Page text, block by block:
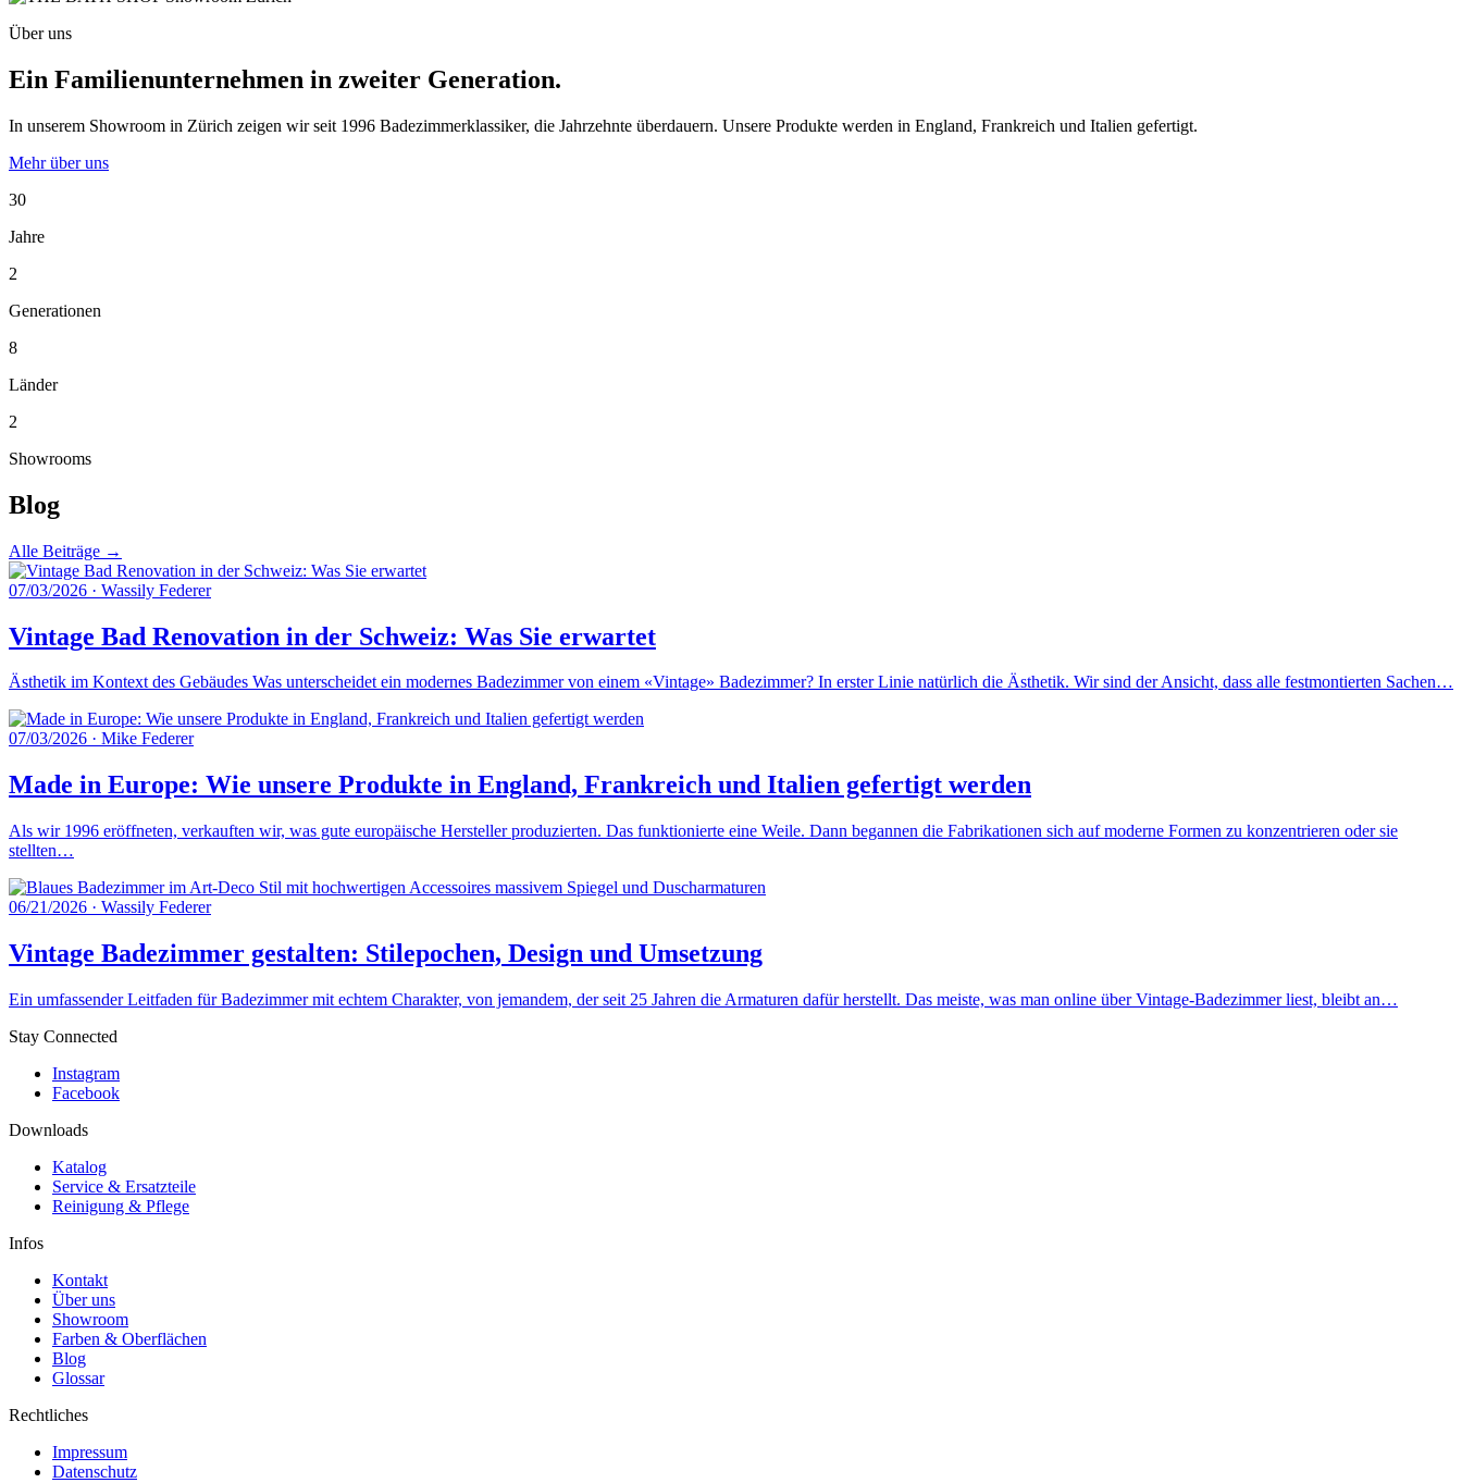
Über uns
Ein Familienunternehmen in zweiter Generation.
In unserem Showroom in Zürich zeigen wir seit 1996 Badezimmerklassiker, die Jahrzehnte überdauern. Unsere Produkte werden in England, Frankreich und Italien gefertigt.
Mehr über uns
30
Jahre
2
Generationen
8
Länder
2
Showrooms
Blog
Alle Beiträge →
07/03/2026 · Wassily Federer
Vintage Bad Renovation in der Schweiz: Was Sie erwartet
Ästhetik im Kontext des Gebäudes Was unterscheidet ein modernes Badezimmer von einem «Vintage» Badezimmer? In erster Linie natürlich die Ästhetik. Wir sind der Ansicht, dass alle festmontierten Sachen…
07/03/2026 · Mike Federer
Made in Europe: Wie unsere Produkte in England, Frankreich und Italien gefertigt werden
Als wir 1996 eröffneten, verkauften wir, was gute europäische Hersteller produzierten. Das funktionierte eine Weile. Dann begannen die Fabrikationen sich auf moderne Formen zu konzentrieren oder sie
stellten…
06/21/2026 · Wassily Federer
Vintage Badezimmer gestalten: Stilepochen, Design und Umsetzung
Ein umfassender Leitfaden für Badezimmer mit echtem Charakter, von jemandem, der seit 25 Jahren die Armaturen dafür herstellt. Das meiste, was man online über Vintage-Badezimmer liest, bleibt an…
Stay Connected
Instagram
Facebook
Downloads
Katalog
Service & Ersatzteile
Reinigung & Pflege
Infos
Kontakt
Über uns
Showroom
Farben & Oberflächen
Blog
Glossar
Rechtliches
Impressum
Datenschutz